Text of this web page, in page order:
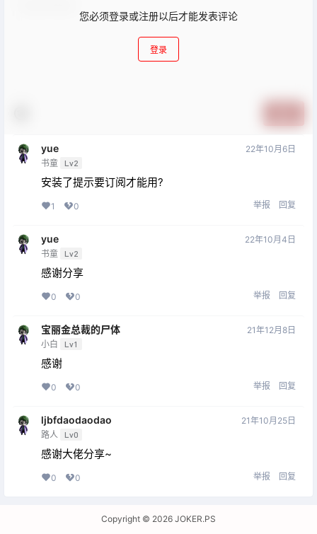
您必须登录或注册以后才能发表评论
登录
yue
书童 Lv2
22年10月6日
安装了提示要订阅才能用?
1 0 举报 回复
yue
书童 Lv2
22年10月4日
感谢分享
0 0 举报 回复
宝丽金总裁的尸体
小白 Lv1
21年12月8日
感谢
0 0 举报 回复
ljbfdaodaodao
路人 Lv0
21年10月25日
感谢大佬分享~
0 0 举报 回复
Copyright © 2026 JOKER.PS